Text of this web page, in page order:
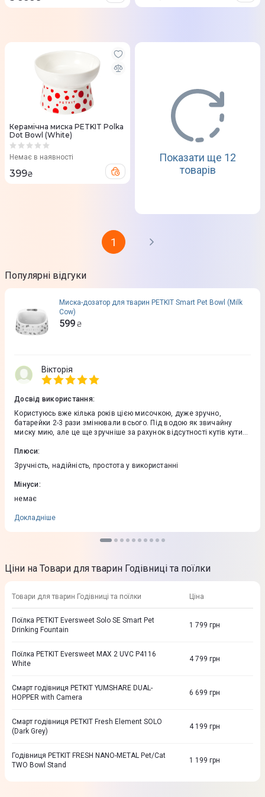
Керамічна миска PETKIT Polka
Dot Bowl (White)
Немає в наявності
399₴
Показати ще 12
товарів
1
Популярні відгуки
Миска-дозатор для тварин PETKIT Smart Pet Bowl (Milk
Cow)
599 ₴
Вікторія
Досвід використання:
Користуюсь вже кілька років цією мисочкою, дуже зручно,
батарейки 2-3 рази змінювали всього. Під водою як звичайну
миску мию, але це ще зручніше за рахунок відсутності кутів кути
настільки я довіряю їй), все чудово. Дуже раджу.
Плюси:
Зручність, надійність, простота у використанні
Мінуси:
немає
Докладніше
Ціни на Товари для тварин Годівниці та поїлки
Товари для тварин Годівниці та поїлки Ціна
Поїлка PETKIT Eversweet Solo SE Smart Pet
Drinking Fountain
1 799 грн
Поїлка PETKIT Eversweet MAX 2 UVC P4116
White
4 799 грн
Смарт годівниця PETKIT YUMSHARE DUAL-
HOPPER with Camera
6 699 грн
Смарт годівниця PETKIT Fresh Element SOLO
(Dark Grey)
4 199 грн
Годівниця PETKIT FRESH NANO-METAL Pet/Cat
TWO Bowl Stand
1 199 грн